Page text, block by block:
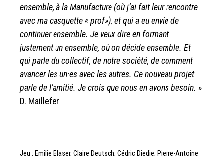
ensemble, à la Manufacture (où j’ai fait leur rencontre
avec ma casquette « prof»), et qui a eu envie de
continuer ensemble. Je veux dire en formant
justement un ensemble, où on décide ensemble. Et
qui parle du collectif, de notre société, de comment
avancer les un·es avec les autres. Ce nouveau projet
parle de l’amitié. Je crois que nous en avons besoin. »
D. Maillefer
Jeu : Emilie Blaser, Claire Deutsch, Cédric Djedje, Pierre-Antoine